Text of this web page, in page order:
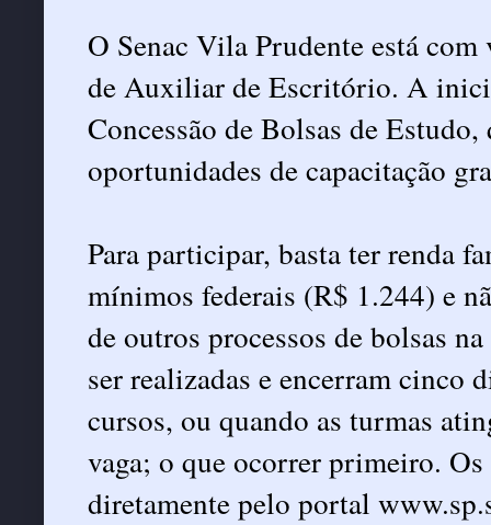
O Senac Vila Prudente está com
de Auxiliar de Escritório. A
Concessão de Bolsas de
oportunidades de capacitação
Para participar, basta ter renda
mínimos federais (R$ 1.244) e
de outros processos de bolsas
ser realizadas e encerram cinco
cursos, ou quando as turmas
vaga; o que ocorrer primeiro.
diretamente pelo portal